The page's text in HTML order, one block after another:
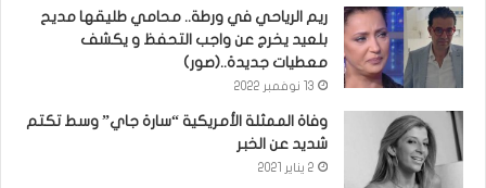
ريم الرياحي في ورطة.. محامي طليقها مديح
بلعيد يخرج عن واجب التحفظ و يكشف
معطيات جديدة..(صور)
13 نوفمبر 2022
وفاة الممثلة الأمريكية “سارة جاي” وسط تكتم
شديد عن الخبر
2 يناير 2021